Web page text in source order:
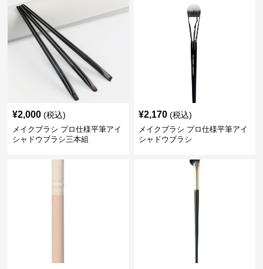
¥2,000 (税込)
メイクブラシ プロ仕様平筆アイ
シャドウブラシ三本組
¥2,170 (税込)
メイクブラシ プロ仕様平筆アイ
シャドウブラシ